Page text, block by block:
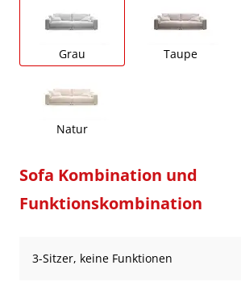
Grau Taupe
Natur
Sofa Kombination und
Funktionskombination
3-Sitzer, keine Funktionen